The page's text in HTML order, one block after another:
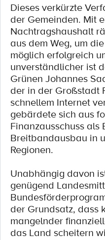
Dieses verkürzte
der Gemeinden. Mit
Nachtragshaushalt
aus dem Weg, um
möglich erfolgreich
unverständlicher ist
Grünen Johannes
der in der Großstadt
schnellem Internet
gebärdete sich aus
Finanzausschuss als
Breitbandausbau in
Regionen.
Unabhängig davon
genügend
der Grundsatz, dass
mangelnder
das Land scheitern